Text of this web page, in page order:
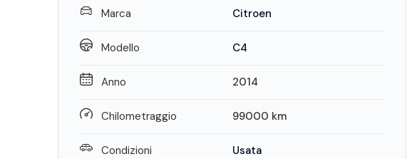
Marca Citroen
Modello C4
Anno 2014
Chilometraggio 99000 km
Condizioni Usata